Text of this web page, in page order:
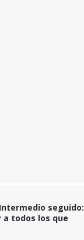
seguido:
a todos los que